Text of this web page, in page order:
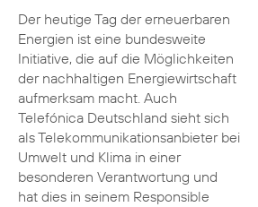
Der heutige Tag der erneuerbaren
Energien ist eine bundesweite
Initiative, die auf die Möglichkeiten
der nachhaltigen Energiewirtschaft
aufmerksam macht. Auch
Telefónica Deutschland sieht sich
als Telekommunikationsanbieter bei
Umwelt und Klima in einer
besonderen Verantwortung und
hat dies in seinem Responsible